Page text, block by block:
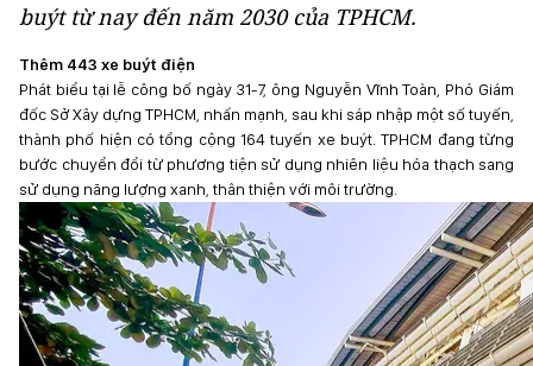
buýt từ nay đến năm 2030 của TPHCM.
Thêm 443 xe buýt điện
Phát biểu tại lễ công bố ngày 31-7, ông Nguyễn Vĩnh Toàn, Phó Giám
đốc Sở Xây dựng TPHCM, nhấn mạnh, sau khi sáp nhập một số tuyến,
thành phố hiện có tổng cộng 164 tuyến xe buýt. TPHCM đang từng
bước chuyển đổi từ phương tiện sử dụng nhiên liệu hóa thạch sang
sử dụng năng lượng xanh, thân thiện với môi trường.